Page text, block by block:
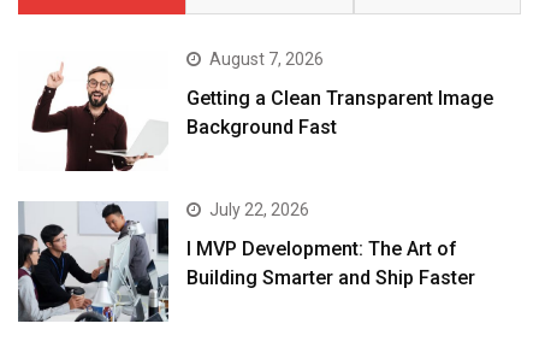
August 7, 2026
Getting a Clean Transparent Image
Background Fast
July 22, 2026
I MVP Development: The Art of
Building Smarter and Ship Faster